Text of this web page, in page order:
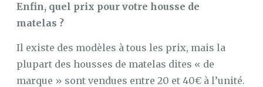
Enfin, quel prix pour votre housse de
matelas ?
Il existe des modèles à tous les prix, mais la
plupart des housses de matelas dites « de
marque » sont vendues entre 20 et 40€ à l’unité.